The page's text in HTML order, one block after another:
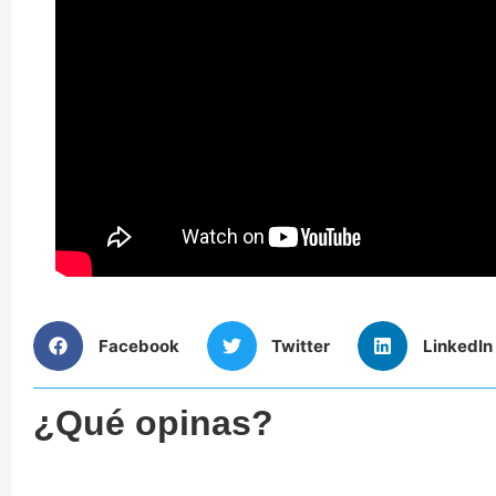
Facebook Twitter LinkedIn
¿Qué opinas?